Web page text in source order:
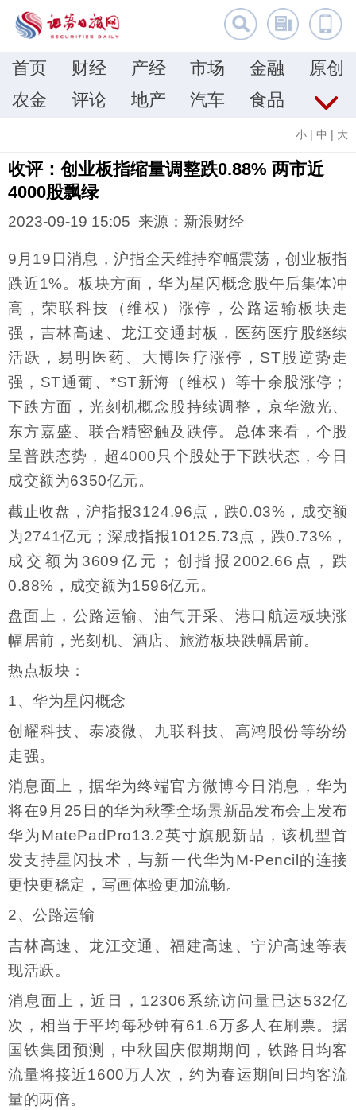
首页 财经 产经 市场 金融
原创
农金
评论 地产 汽车 食品
小 | 中 | 大
收评：创业板指缩量调整跌0.88% 两市近
4000股飘绿
2023-09-19 15:05 来源： 新浪财经
9月19日消息，沪指全天维持窄幅震荡，创业板指
跌近1%。板块方面，华为星闪概念股午后集体冲
高，荣联科技（维权）涨停，公路运输板块走
强，吉林高速、龙江交通封板，医药医疗股继续
活跃，易明医药、大博医疗涨停，ST股逆势走
强，ST通葡、*ST新海（维权）等十余股涨停；
下跌方面，光刻机概念股持续调整，京华激光、
东方嘉盛、联合精密触及跌停。总体来看，个股
呈普跌态势，超4000只个股处于下跌状态，今日
成交额为6350亿元。
截止收盘，沪指报3124.96点，跌0.03%，成交额
为2741亿元；深成指报10125.73点，跌0.73%，
成交额为3609亿元；创指报2002.66点，跌
0.88%，成交额为1596亿元。
盘面上，公路运输、油气开采、港口航运板块涨
幅居前，光刻机、酒店、旅游板块跌幅居前。
热点板块：
1、华为星闪概念
创耀科技、泰凌微、九联科技、高鸿股份等纷纷
走强。
消息面上，据华为终端官方微博今日消息，华为
将在9月25日的华为秋季全场景新品发布会上发布
华为MatePadPro13.2英寸旗舰新品，该机型首
发支持星闪技术，与新一代华为M-Pencil的连接
更快更稳定，写画体验更加流畅。
2、公路运输
吉林高速、龙江交通、福建高速、宁沪高速等表
现活跃。
消息面上，近日，12306系统访问量已达532亿
次，相当于平均每秒钟有61.6万多人在刷票。据
国铁集团预测，中秋国庆假期期间，铁路日均客
流量将接近1600万人次，约为春运期间日均客流
量的两倍。